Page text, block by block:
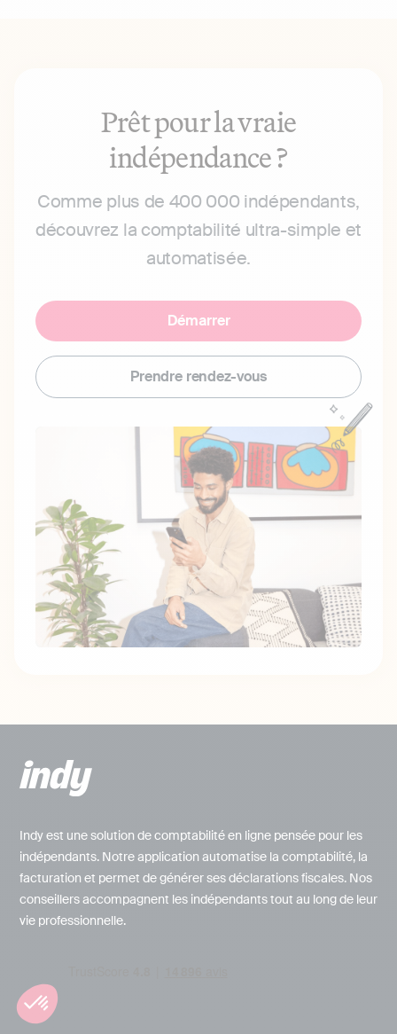
Prêt pour la vraie
indépendance ?
Comme plus de 400 000 indépendants,
découvrez la comptabilité ultra-simple et
automatisée.
Démarrer
Prendre rendez-vous
Indy est une solution de comptabilité en ligne pensée pour les
indépendants. Notre application automatise la comptabilité, la
facturation et permet de générer ses déclarations fiscales. Nos
conseillers accompagnent les indépendants tout au long de leur
vie professionnelle.